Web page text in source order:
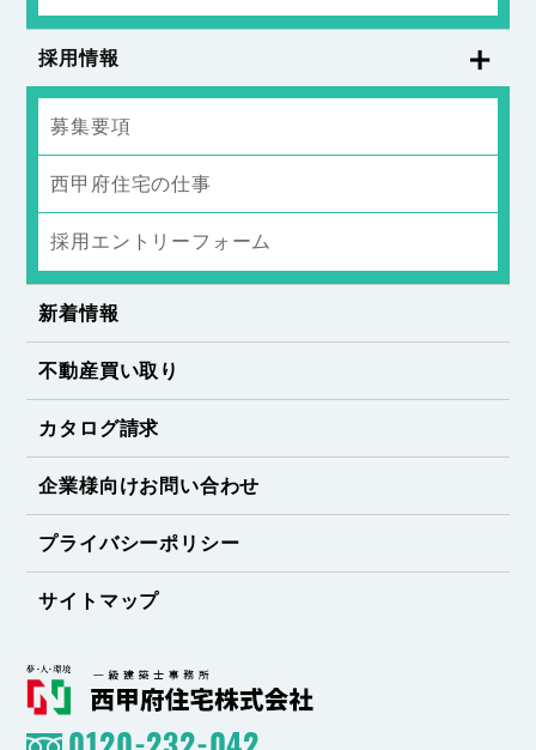
採用情報
募集要項
西甲府住宅の仕事
採用エントリーフォーム
新着情報
不動産買い取り
カタログ請求
企業様向けお問い合わせ
プライバシーポリシー
サイトマップ